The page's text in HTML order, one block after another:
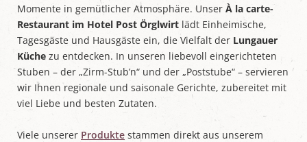
Momente in gemütlicher Atmosphäre. Unser À la carte-
Restaurant im Hotel Post Örglwirt lädt Einheimische,
Tagesgäste und Hausgäste ein, die Vielfalt der Lungauer
Küche zu entdecken. In unseren liebevoll eingerichteten
Stuben – der „Zirm-Stub’n“ und der „Poststube“ – servieren
wir Ihnen regionale und saisonale Gerichte, zubereitet mit
viel Liebe und besten Zutaten.
Viele unserer Produkte stammen direkt aus unserem